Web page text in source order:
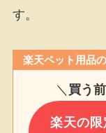
す。
楽天ペット用品
＼ 買う
楽天の